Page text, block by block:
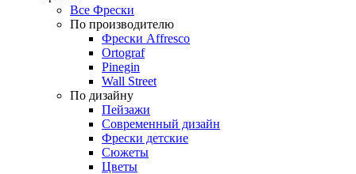
Все Фрески
По производителю
Фрески Affresco
Ortograf
Pinegin
Wall Street
По дизайну
Пейзажи
Современный дизайн
Фрески детские
Сюжеты
Цветы